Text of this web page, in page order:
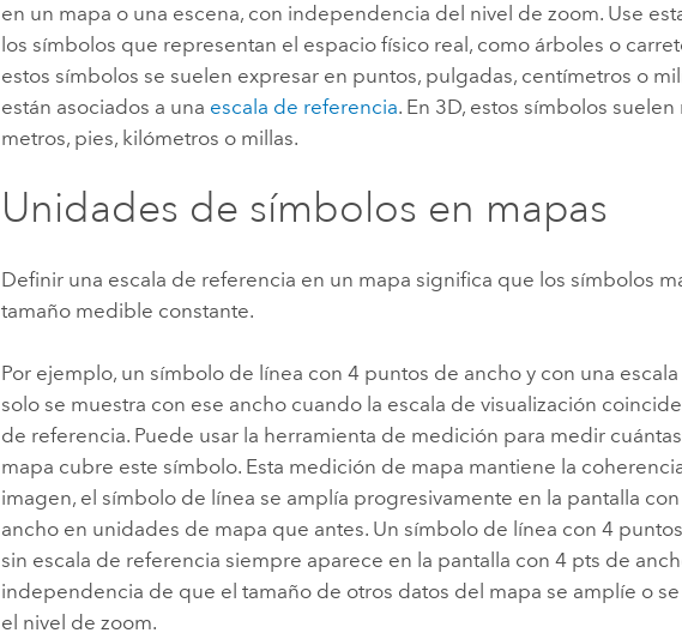
en un mapa o una escena, con independencia del nivel de zoom. Use
los símbolos que representan el espacio físico real, como árboles o
estos símbolos se suelen expresar en puntos, pulgadas, centímetros o
están asociados a una escala de referencia. En 3D, estos símbolos
metros, pies, kilómetros o millas.
Unidades de símbolos en mapas
Definir una escala de referencia en un mapa significa que los símbolos
tamaño medible constante.
Por ejemplo, un símbolo de línea con 4 puntos de ancho y con una
solo se muestra con ese ancho cuando la escala de visualización
de referencia. Puede usar la herramienta de medición para medir
mapa cubre este símbolo. Esta medición de mapa mantiene la
imagen, el símbolo de línea se amplía progresivamente en la pantalla
ancho en unidades de mapa que antes. Un símbolo de línea con 4
sin escala de referencia siempre aparece en la pantalla con 4 pts de
independencia de que el tamaño de otros datos del mapa se amplíe o
el nivel de zoom.